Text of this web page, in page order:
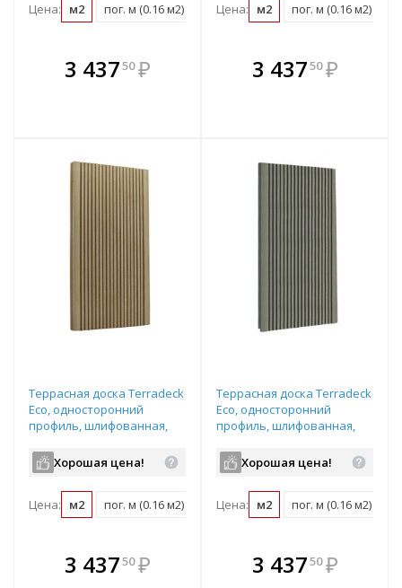
Цена: м2 пог. м (0.16 м2) шт (0.62 м2)
3 43750 ₽
В комплекте
всегда выгоднее!
Цена: м2 пог. м (0.16 м2)
В комплекте
всегда выгоднее!
3 43750 ₽
Террасная доска Terradeck
Eco, односторонний
профиль, шлифованная,
цвет: натуральный
Хорошая цена!
Цена: м2 пог. м (0.16 м2) шт (0.77 м2)
3 43750 ₽
В комплекте
всегда выгоднее!
Террасная доска Terradeck
Eco, односторонний
профиль, шлифованная,
цвет: серый
Хорошая цена!
Цена: м2 пог. м (0.16 м2)
В комплекте
всегда выгоднее!
3 43750 ₽